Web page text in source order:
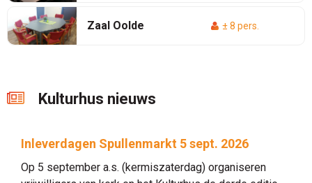
Zaal Oolde ± 8 pers.
Kulturhus nieuws
Inleverdagen Spullenmarkt 5 sept. 2026
Op 5 september a.s. (kermiszaterdag) organiseren